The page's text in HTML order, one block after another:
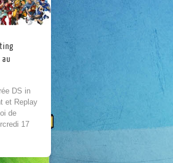
DS in
et Replay
de
17